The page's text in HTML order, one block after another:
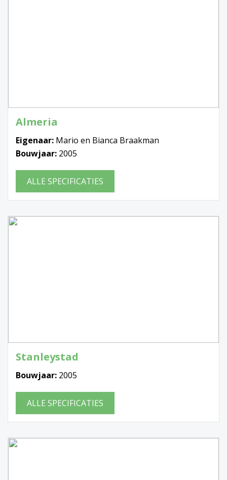
Almeria
Eigenaar: Mario en Bianca Braakman
Bouwjaar: 2005
ALLE SPECIFICATIES
Stanleystad
Bouwjaar: 2005
ALLE SPECIFICATIES